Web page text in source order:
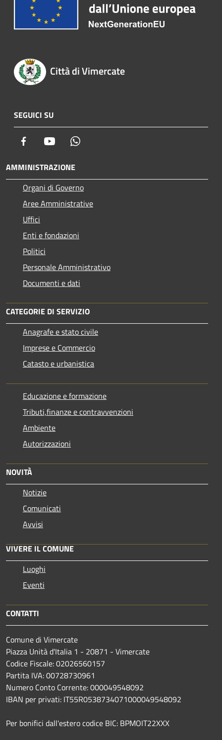
Città di Vimercate
SEGUICI SU
Facebook Youtube
AMMINISTRAZIONE
Organi di Governo
Aree Amministrative
Uffici
Enti e fondazioni
Politici
Personale Amministrativo
Documenti e dati
CATEGORIE DI SERVIZIO
Anagrafe e stato civile
Imprese e Commercio
Catasto e urbanistica
Educazione e formazione
Tributi,finanze e contravvenzioni
Ambiente
Autorizzazioni
NOVITÀ
Notizie
Comunicati
Avvisi
VIVERE IL COMUNE
Luoghi
Eventi
CONTATTI
Comune di Vimercate
Piazza Unità d'Italia 1 - 20871 - Vimercate
Codice Fiscale: 02026560157
Partita IVA: 00728730961
Numero Conto Corrente: 000049548092
IBAN per privati: IT55R0538734071000049548092
Per bonifici dall'estero codice BIC: BPMOIT22XXX